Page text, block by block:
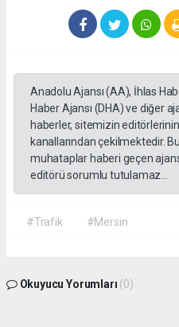
Anadolu Ajansı (AA), İhlas
Haber Ajansı (DHA) ve diğer
haberler, sitemizin
kanallarından çekilmektedir.
muhataplar haberi geçen
editörü sorumlu tutulamaz...
#Trafik #Mersin
Okuyucu Yorumları (0)